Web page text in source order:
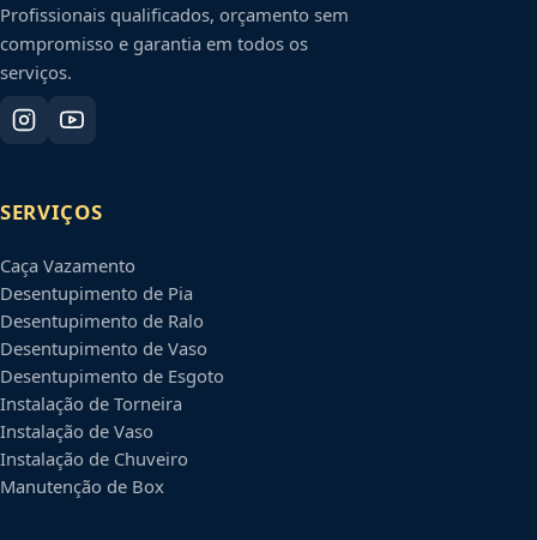
Profissionais qualificados, orçamento sem
compromisso e garantia em todos os
serviços.
SERVIÇOS
Caça Vazamento
Desentupimento de Pia
Desentupimento de Ralo
Desentupimento de Vaso
Desentupimento de Esgoto
Instalação de Torneira
Instalação de Vaso
Instalação de Chuveiro
Manutenção de Box